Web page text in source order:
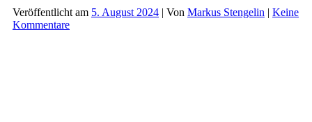
Teil
Veröffentlicht am 5. August 2024 | Von Markus Stengelin | Keine
Kommentare